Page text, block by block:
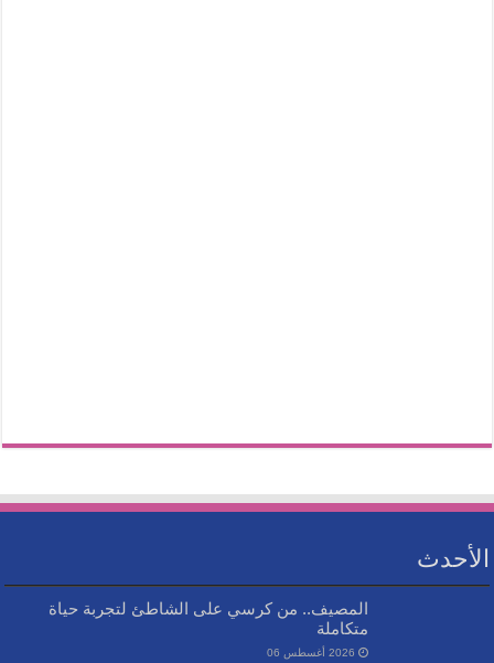
الأحدث
المصيف.. من كرسي على الشاطئ لتجربة حياة
متكاملة
2026 أغسطس 06